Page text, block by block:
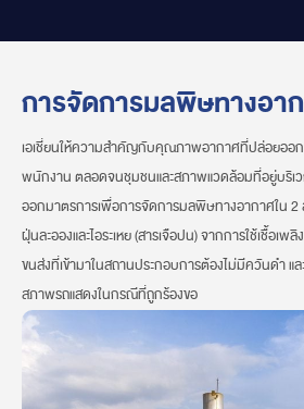
การจัดการมลพิษทางอา
เอเชี่ยนให้ความสำคัญกับคุณภาพอากาศที่ปล่อยออ
พนักงาน ตลอดจนชุมชนและสภาพแวดล้อมที่อยู่บริเว
ออกมาตรการเพื่อการจัดการมลพิษทางอากาศใน
ฝุ่นละอองและไอระเหย (สารเจือปน) จากการใช้เชื้อเพ
ขนส่งที่เข้ามาในสถานประกอบการต้องไม่มีควันดำ แ
สภาพรถแสดงในกรณีที่ถูกร้องขอ